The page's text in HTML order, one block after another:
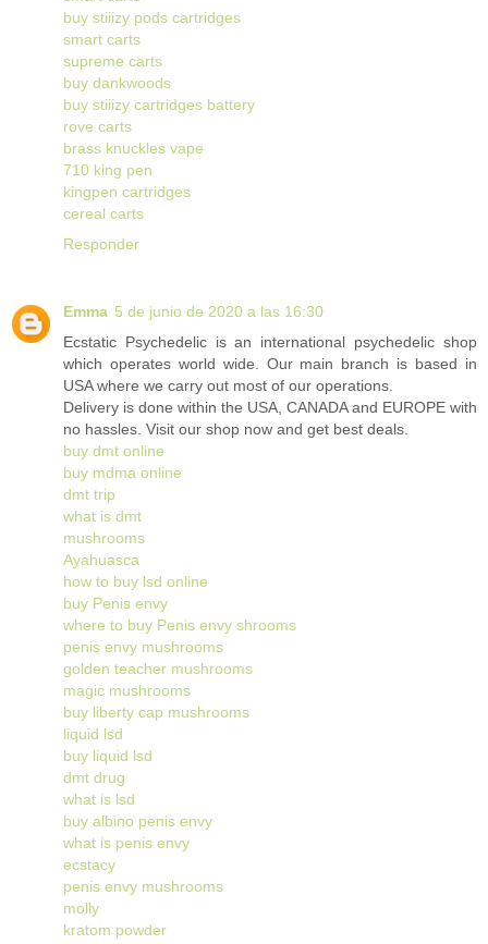
buy stiiizy pods cartridges
smart carts
supreme carts
buy dankwoods
buy stiiizy cartridges battery
rove carts
brass knuckles vape
710 king pen
kingpen cartridges
cereal carts
Responder
Emma 5 de junio de 2020 a las 16:30
Ecstatic Psychedelic is an international psychedelic shop
which operates world wide. Our main branch is based in
USA where we carry out most of our operations.
Delivery is done within the USA, CANADA and EUROPE with
no hassles. Visit our shop now and get best deals.
buy dmt online
buy mdma online
dmt trip
what is dmt
mushrooms
Ayahuasca
how to buy lsd online
buy Penis envy
where to buy Penis envy shrooms
penis envy mushrooms
golden teacher mushrooms
magic mushrooms
buy liberty cap mushrooms
liquid lsd
buy liquid lsd
dmt drug
what is lsd
buy albino penis envy
what is penis envy
ecstacy
penis envy mushrooms
molly
kratom powder